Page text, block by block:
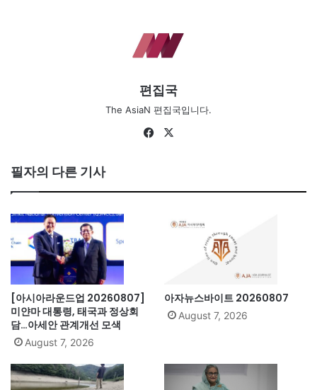
편집국
The AsiaN 편집국입니다.
Fa
필자의 다른 기사
[아시아라운드업 20260807]
미얀마 대통령, 태국과 정상회
담…아세안 관계개선 모색
August 7, 2026
아자뉴스바이트 20260807
August 7, 2026